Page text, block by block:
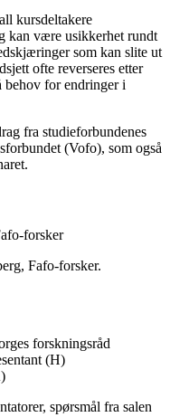
kursdeltakere
kan være usikkerhet rundt
som kan slite ut
ofte reverseres etter
behov for endringer i
fra studieforbundenes
(Vofo), som også
forsker
Fafo-forsker.
forskningsråd
(H)
spørsmål fra salen